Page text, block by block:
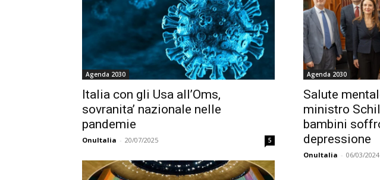
Agenda 2030
Italia con gli Usa all’Oms,
sovranita’ nazionale nelle
pandemie
OnuItalia - 20/07/2025 5
Agenda 2030
Salute
ministro
bambini
depressione
OnuItalia - 06/03/2024